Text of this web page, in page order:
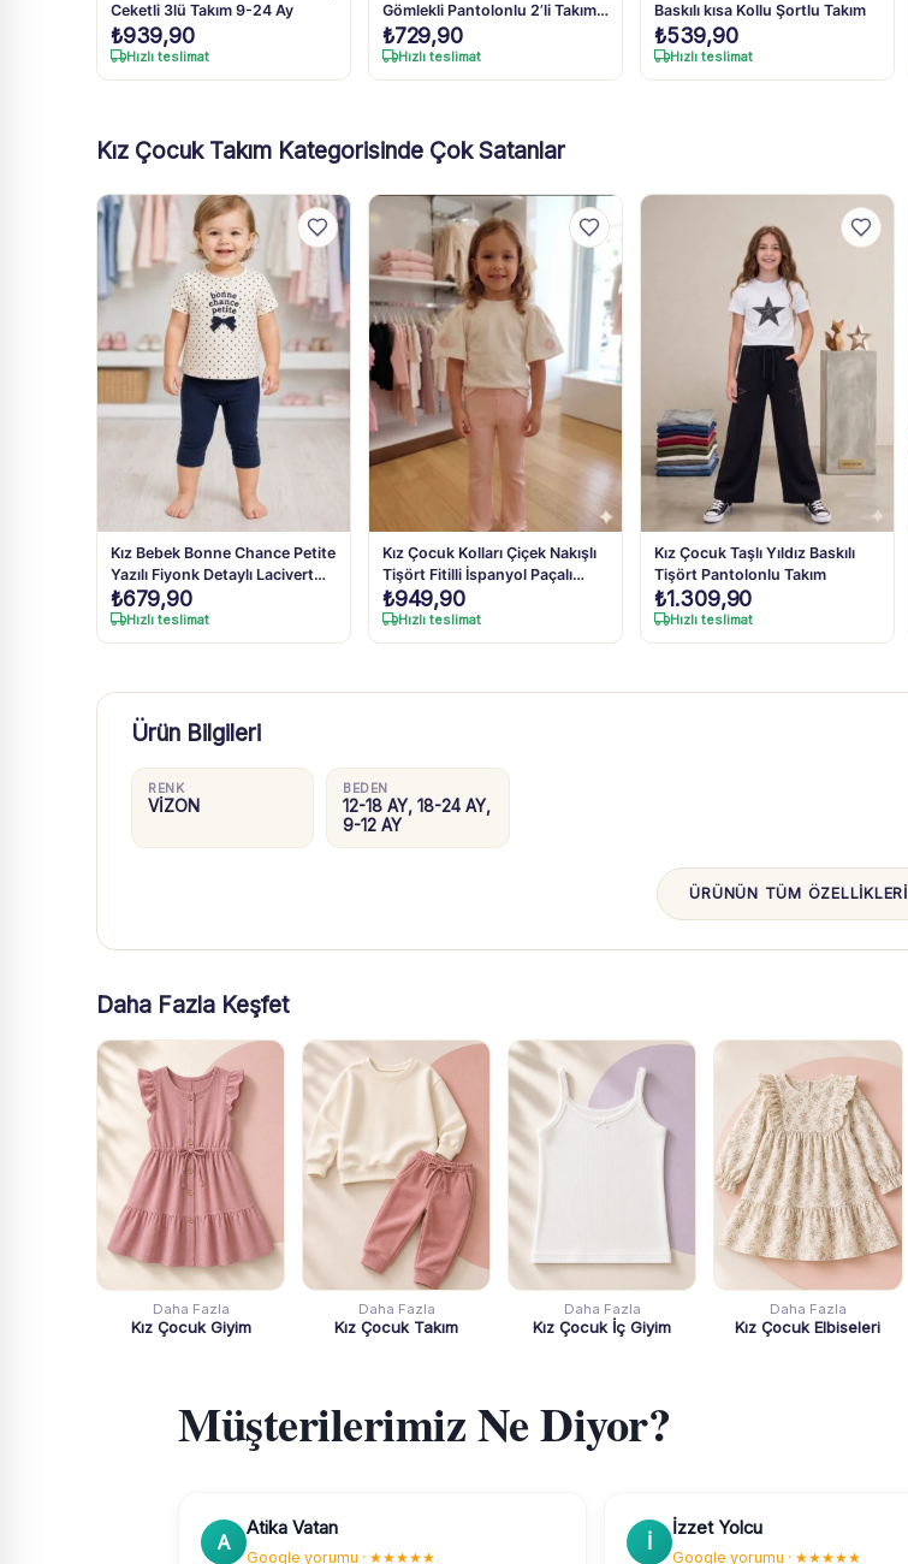
Ceketli 3lü Takım 9-24 Ay
₺939,90
Hızlı teslimat
Gömlekli Pantolonlu 2’li Takım
6-24 Ay
₺729,90
Hızlı teslimat
Baskılı kısa Kollu Şortlu Takım
₺539,90
Hızlı teslimat
Kız Çocuk Takım Kategorisinde Çok Satanlar
Kız Bebek Bonne Chance Petite
Yazılı Fiyonk Detaylı Lacivert
Taytlı Takım 9 Ay-4 Yaş
₺679,90
Hızlı teslimat
Kız Çocuk Kolları Çiçek Nakışlı
Tişört Fitilli İspanyol Paçalı
Pantolon Takım
₺949,90
Hızlı teslimat
Kız Çocuk Taşlı Yıldız Baskılı
Tişört Pantolonlu Takım
₺1.309,90
Hızlı teslimat
Ürün Bilgileri
RENK
VİZON
BEDEN
12-18 AY, 18-24 AY,
9-12 AY
ÜRÜNÜN TÜM ÖZELLİKLERİ
Daha Fazla Keşfet
Daha Fazla
Kız Çocuk Giyim
Daha Fazla
Kız Çocuk Takım
Daha Fazla
Kız Çocuk İç Giyim
Daha Fazla
Kız Çocuk Elbiseleri
Müşterilerimiz Ne Diyor?
A
Atika Vatan
Google yorumu · ★★★★★
İ
İzzet Yolcu
Google yorumu · ★★★★★